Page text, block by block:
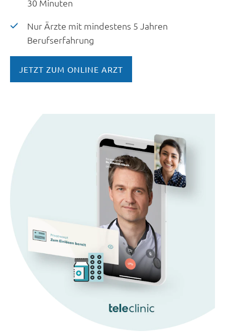
30 Minuten
Nur Ärzte mit mindestens 5 Jahren
Berufserfahrung
JETZT ZUM ONLINE ARZT